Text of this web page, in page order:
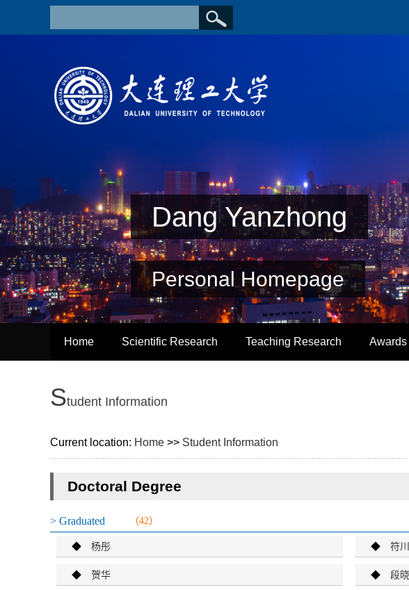
Dang Yanzhong
Personal Homepage
Home Scientific Research Teaching Research
STudent Information
Current location: Home >> Student Information
Doctoral Degree
> Graduated （42）
◆杨彤 ◆符川
◆贺华 ◆段